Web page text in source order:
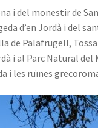
i del monestir de
d’en Jordà i del
de Palafrugell,
i al Parc Natural
i les ruïnes